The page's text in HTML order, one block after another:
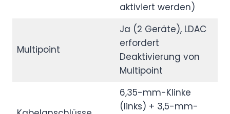
aktiviert werden)
Multipoint
Ja (2 Geräte), LDAC
erfordert
Deaktivierung von
Multipoint
6,35-mm-Klinke
(links) + 3,5-mm-